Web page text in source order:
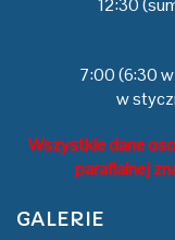
12:30
7:00 (6:30
w
Wszystkie dane
parafialnej
GALERIE